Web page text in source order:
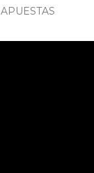
APUESTAS